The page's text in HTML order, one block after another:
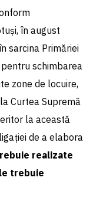
în august
sarcina Primăriei
schimbarea
zone de locuire,
Curtea Supremă
la această
de a elabora
realizate
trebuie